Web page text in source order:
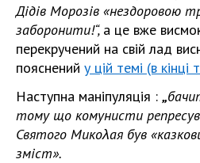
Дідів Морозів «нездоровою
заборонити!“, а це вже
перекручений на свій лад
пояснений у цій темі (в кінці
Наступна маніпуляція : „
тому що комунисти
Святого Микоλая був
зміст».